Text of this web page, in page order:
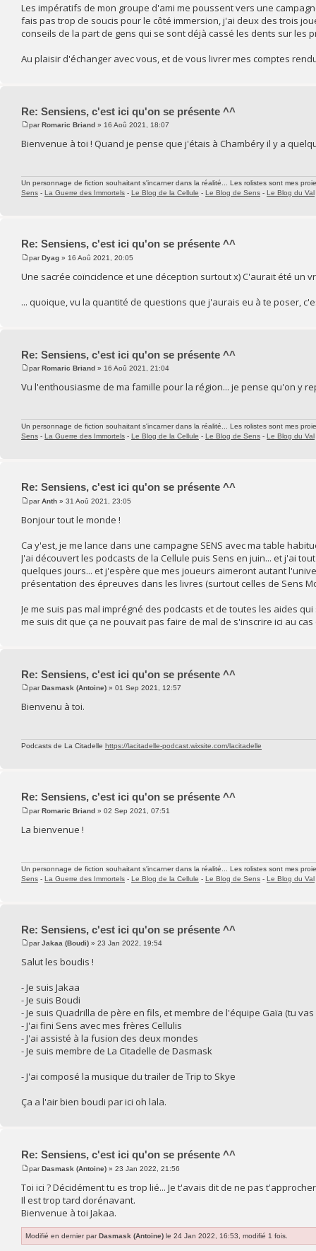
Les impératifs de mon groupe d'ami me poussent vers une
fais pas trop de soucis pour le côté immersion, j'ai deux des trois
conseils de la part de gens qui se sont déjà cassé les dents sur les
Au plaisir d'échanger avec vous, et de vous livrer mes comptes
Re: Sensiens, c'est ici qu'on se présente ^^
parRomaric Briand » 16 Aoû 2021, 18:07
Bienvenue à toi ! Quand je pense que j'étais à Chambéry il y a
Un personnage de fiction souhaitant s'incarner dans la réalité... Les rolistes sont mes
Sens - La Guerre des Immortels - Le Blog de la Cellule - Le Blog de Sens - Le Blog du Val
Re: Sensiens, c'est ici qu'on se présente ^^
parDyag » 16 Aoû 2021, 20:05
Une sacrée coïncidence et une déception surtout x) C'aurait été un
... quoique, vu la quantité de questions que j'aurais eu à te poser,
Re: Sensiens, c'est ici qu'on se présente ^^
parRomaric Briand » 16 Aoû 2021, 21:04
Vu l'enthousiasme de ma famille pour la région... je pense qu'on y
Un personnage de fiction souhaitant s'incarner dans la réalité... Les rolistes sont mes
Sens - La Guerre des Immortels - Le Blog de la Cellule - Le Blog de Sens - Le Blog du Val
Re: Sensiens, c'est ici qu'on se présente ^^
parAnth » 31 Aoû 2021, 23:05
Bonjour tout le monde !
Ca y'est, je me lance dans une campagne SENS avec ma table
J'ai découvert les podcasts de la Cellule puis Sens en juin... et j'ai
quelques jours... et j'espère que mes joueurs aimeront autant
présentation des épreuves dans les livres (surtout celles de Sens
Je me suis pas mal imprégné des podcasts et de toutes les aides
me suis dit que ça ne pouvait pas faire de mal de s'inscrire ici au
Re: Sensiens, c'est ici qu'on se présente ^^
parDasmask (Antoine) » 01 Sep 2021, 12:57
Bienvenu à toi.
Podcasts de La Citadelle https://lacitadelle-podcast.wixsite.com/lacitadelle
Re: Sensiens, c'est ici qu'on se présente ^^
parRomaric Briand » 02 Sep 2021, 07:51
La bienvenue !
Un personnage de fiction souhaitant s'incarner dans la réalité... Les rolistes sont mes
Sens - La Guerre des Immortels - Le Blog de la Cellule - Le Blog de Sens - Le Blog du Val
Re: Sensiens, c'est ici qu'on se présente ^^
parJakaa (Boudi) » 23 Jan 2022, 19:54
Salut les boudis !
- Je suis Jakaa
- Je suis Boudi
- Je suis Quadrilla de père en fils, et membre de l'équipe Gaïa (tu
- J'ai fini Sens avec mes frères Cellulis
- J'ai assisté à la fusion des deux mondes
- Je suis membre de La Citadelle de Dasmask
- J'ai composé la musique du trailer de Trip to Skye
Ça a l'air bien boudi par ici oh lala.
Re: Sensiens, c'est ici qu'on se présente ^^
parDasmask (Antoine) » 23 Jan 2022, 21:56
Toi ici ? Décidément tu es trop lié... Je t'avais dit de ne pas
Il est trop tard dorénavant.
Bienvenue à toi Jakaa.
Modifié en dernier parDasmask (Antoine) le 24 Jan 2022, 16:53, modifié 1 fois.